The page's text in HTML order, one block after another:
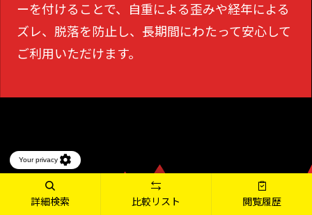
ーを付けることで、
自重による歪みや経年による
ズレ、脱落を防止し、長期間にわたって安心して
ご利用いただけます。
詳細検索 比較リスト 閲覧履歴